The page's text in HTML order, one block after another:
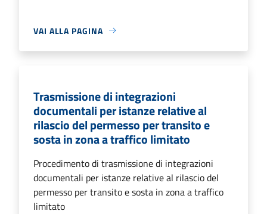
VAI ALLA PAGINA
Trasmissione di integrazioni
documentali per istanze relative al
rilascio del permesso per transito e
sosta in zona a traffico limitato
Procedimento di trasmissione di integrazioni
documentali per istanze relative al rilascio del
permesso per transito e sosta in zona a traffico
limitato